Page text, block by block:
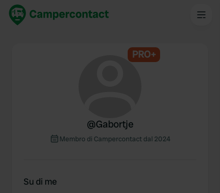
PRO+
@Gabortje
Membro di Campercontact dal 2024
Su di me